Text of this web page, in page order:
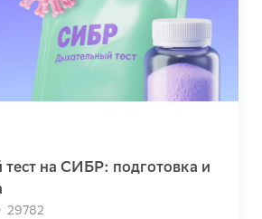
на СИБР: подготовка и
29782